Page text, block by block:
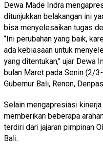
Dewa Made Indra
ditunjukkan belakangan ini
bisa menyelesaikan tugas
‘’Ini perubahan yang baik,
ada kebiasaan untuk
yang ditentukan,’’ ujar
bulan Maret pada Senin (2/
Gubernur Bali, Renon,
Selain mengapresiasi
memberikan beberapa
terdiri dari jajaran pimpinan
Bali.